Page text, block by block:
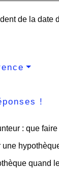
de la date
!
: que
une
quand